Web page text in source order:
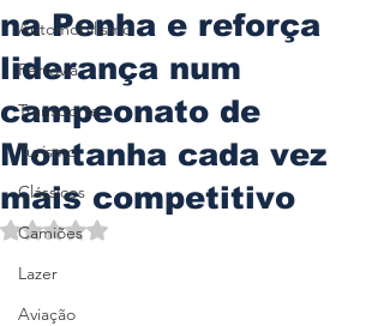
Automobilismo
Ferrovia
Transporte
Turismo
Clássicos
Camiões
Lazer
Aviação
na Penha e reforça
liderança num
campeonato de
Montanha cada vez
mais competitivo
Avaliado com NaN de 5 estrelas.